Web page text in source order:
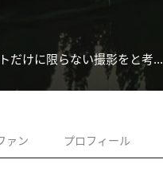
だけに限らない撮影をと考...
ァン プロフィール